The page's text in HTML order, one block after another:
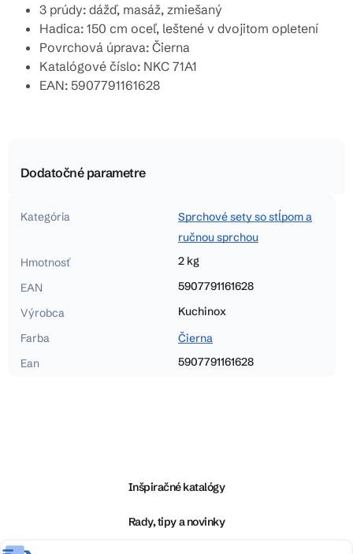
3 prúdy: dážď, masáž, zmiešaný
Hadica: 150 cm oceľ, leštené v dvojitom opletení
Povrchová úprava: Čierna
Katalógové číslo: NKC 71A1
EAN: 5907791161628
Dodatočné parametre
Kategória
Sprchové sety so stĺpom a
ručnou sprchou
Hmotnosť
2 kg
EAN
5907791161628
Výrobca
Kuchinox
Farba
Čierna
Ean
5907791161628
e
Inšpiračné katalógy
Rady, tipy a novinky